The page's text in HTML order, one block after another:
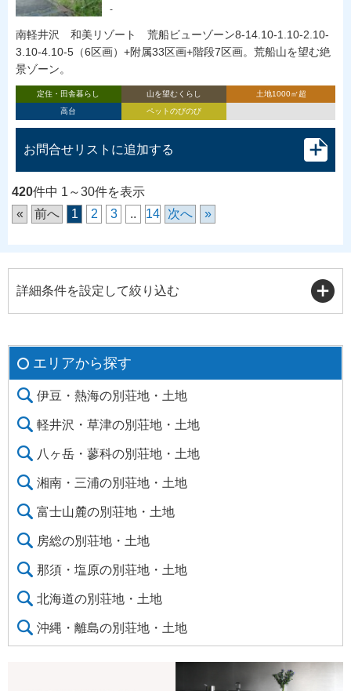
-
南軽井沢 和美リゾート 荒船ビューゾーン8-14.10-1.10-2.10-
3.10-4.10-5（6区画）+附属33区画+階段7区画。荒船山を望む絶
景ゾーン。
定住・田舎暮らし 山を望むくらし
土地1000㎡超
高台
ペットのびのび
お問合せリストに追加する
420件中 1～30件を表示
«
前へ 1 2 3 .. 14 次へ »
詳細条件を設定して絞り込む
エリアから探す
伊豆・熱海の別荘地・土地
軽井沢・草津の別荘地・土地
八ヶ岳・蓼科の別荘地・土地
湘南・三浦の別荘地・土地
富士山麓の別荘地・土地
房総の別荘地・土地
那須・塩原の別荘地・土地
北海道の別荘地・土地
沖縄・離島の別荘地・土地